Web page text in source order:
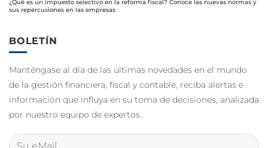
¿Qué es un impuesto selectivo en la reforma fiscal? Conoce las nuevas normas y
sus repercusiones en las empresas
BOLETÍN
Manténgase al día de las últimas novedades en el mundo
de la gestión financiera, fiscal y contable, reciba alertas e
información que influya en su toma de decisiones, analizada
por nuestro equipo de expertos.